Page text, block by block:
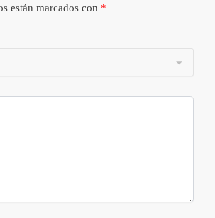
están marcados con *